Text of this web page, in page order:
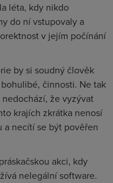
léta, kdy nikdo
do ní vstupovaly a
v jejím počínání
by si soudný člověk
činnosti. Ne tak
že vyzývat
krajích zkrátka nenosí
a necítí se být pověřen
akci, kdy
nelegální software.